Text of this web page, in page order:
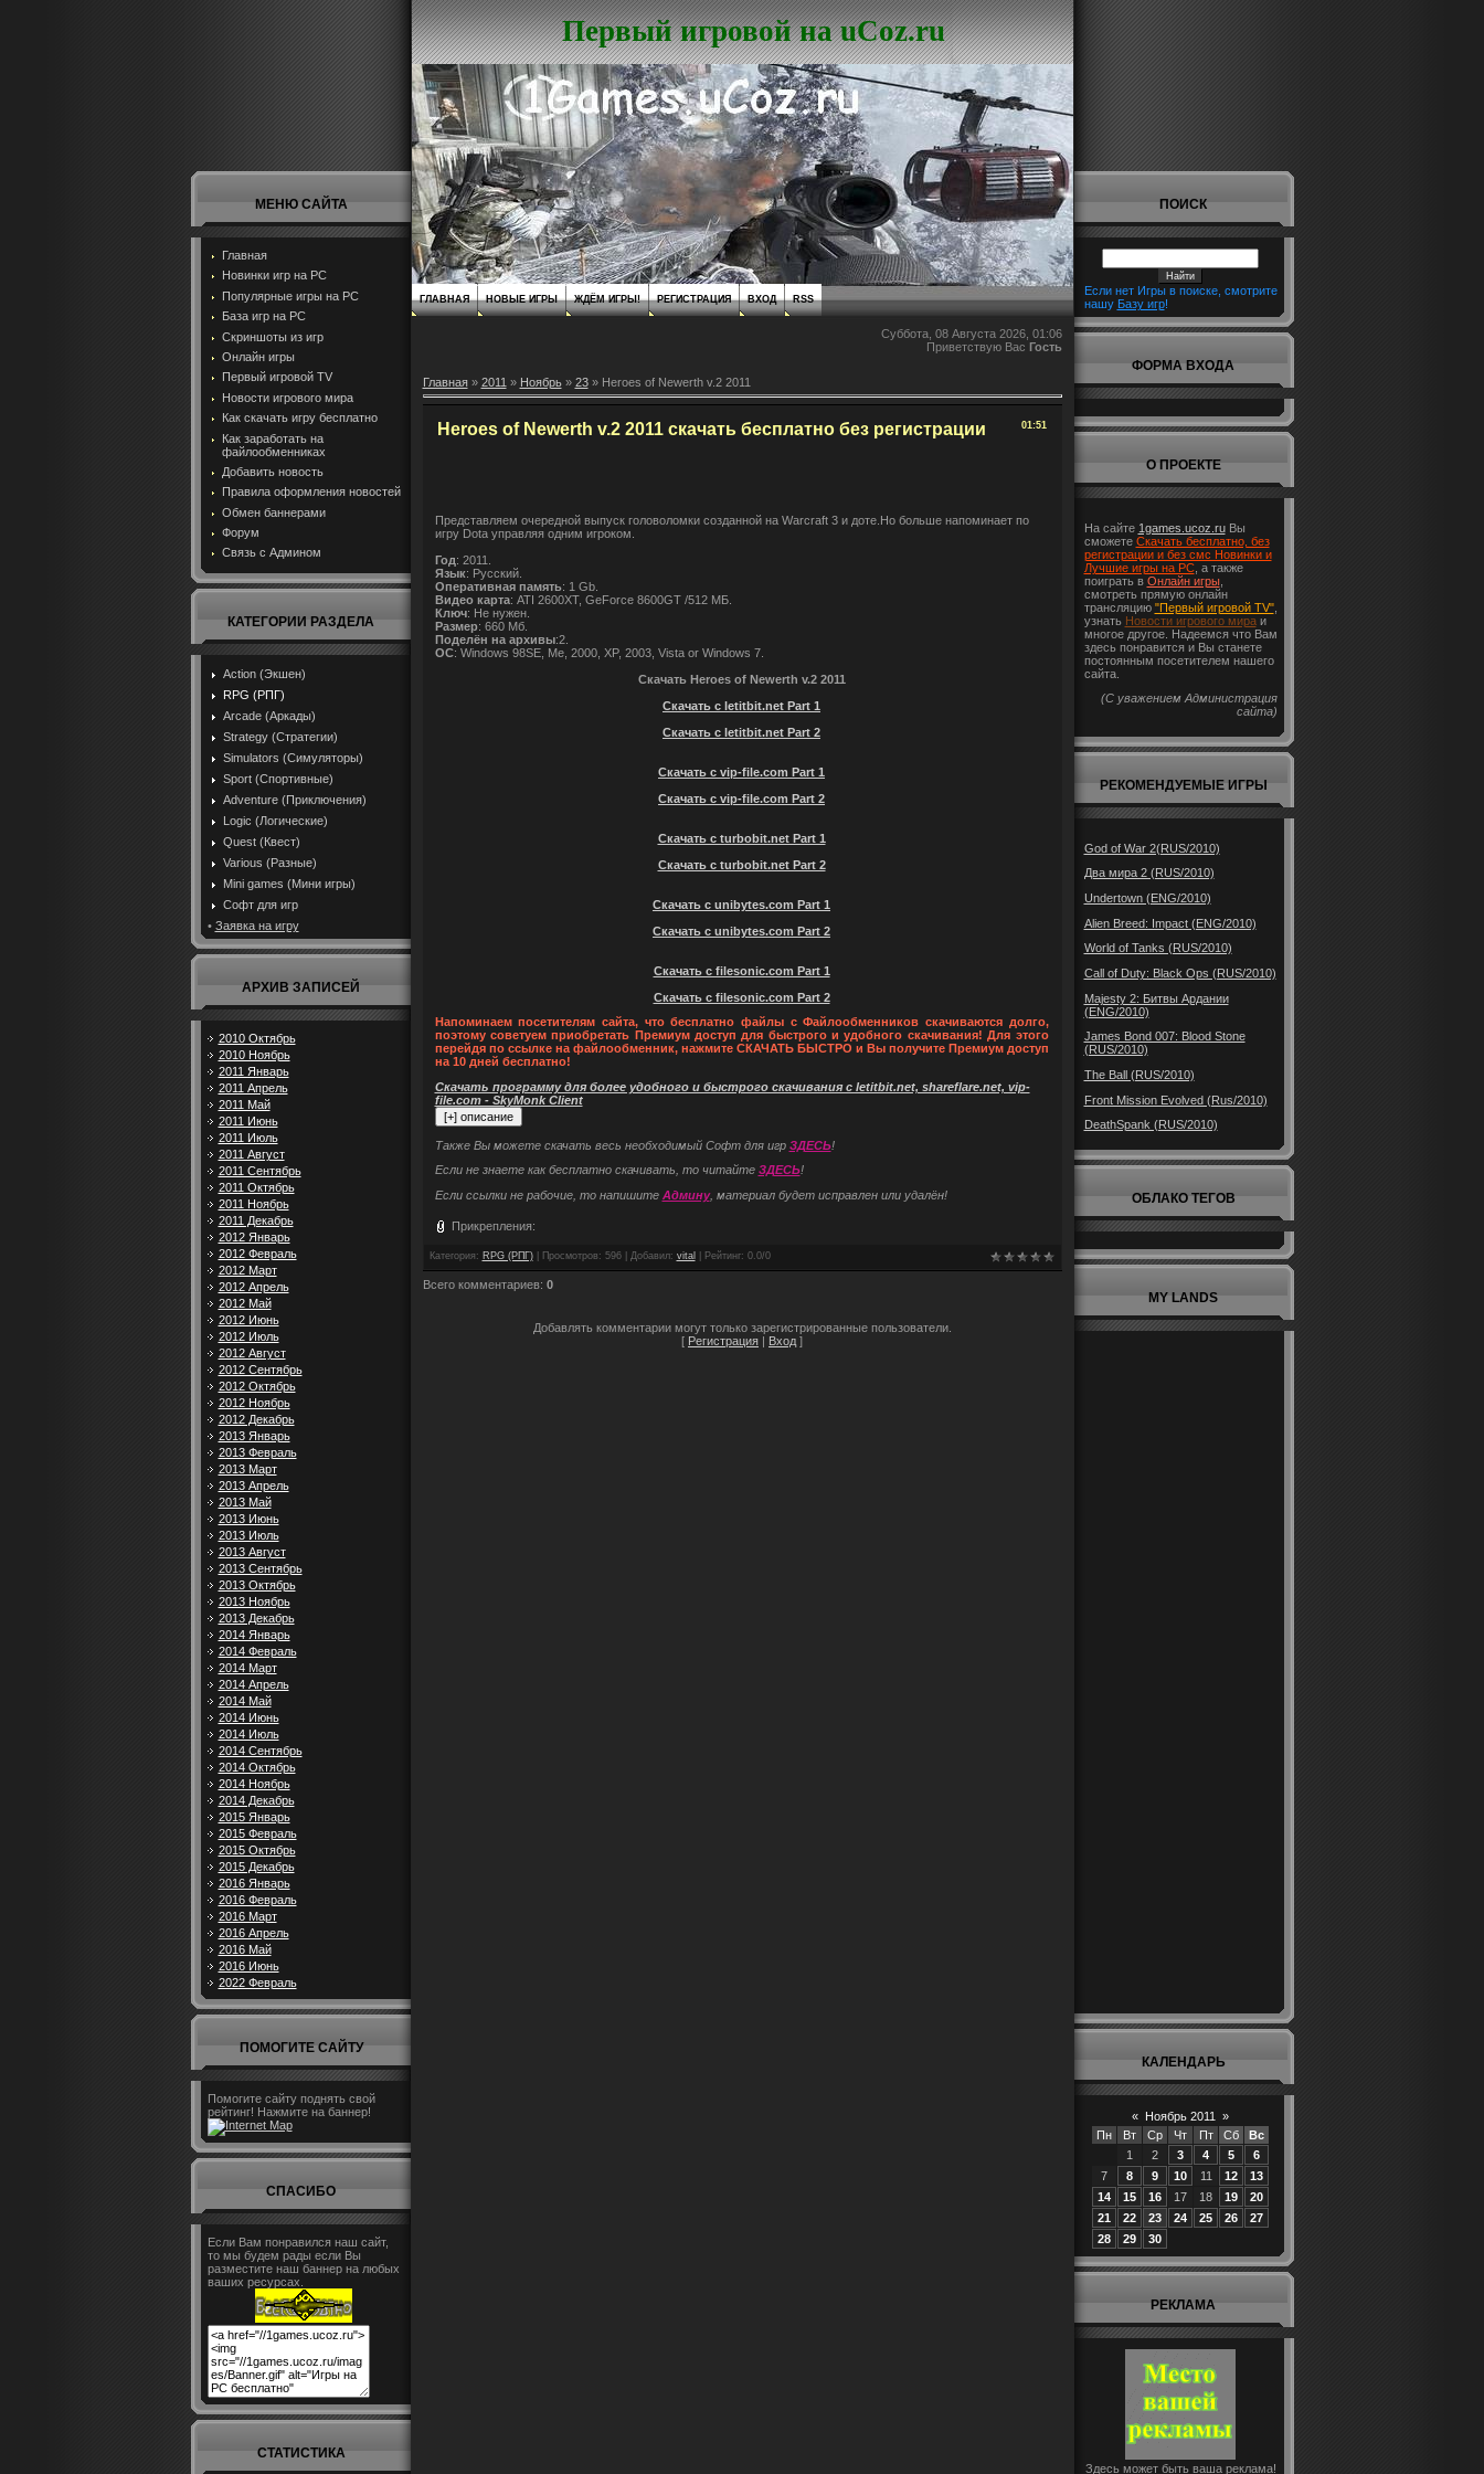
МЕНЮ САЙТА
Главная
Новинки игр на PC
Популярные игры на PC
База игр на РС
Скриншоты из игр
Онлайн игры
Первый игровой TV
Новости игрового мира
Как скачать игру бесплатно
Как заработать на
файлообменниках
Добавить новость
Правила оформления новостей
Обмен баннерами
Форум
Связь с Админом
КАТЕГОРИИ РАЗДЕЛА
Action (Экшен)
RPG (РПГ)
Arcade (Аркады)
Strategy (Стратегии)
Simulators (Симуляторы)
Sport (Спортивные)
Adventure (Приключения)
Logic (Логические)
Quest (Квест)
Various (Разные)
Mini games (Мини игры)
Софт для игр
• Заявка на игру
АРХИВ ЗАПИСЕЙ
2010 Октябрь
2010 Ноябрь
2011 Январь
2011 Апрель
2011 Май
2011 Июнь
2011 Июль
2011 Август
2011 Сентябрь
2011 Октябрь
2011 Ноябрь
2011 Декабрь
2012 Январь
2012 Февраль
2012 Март
2012 Апрель
2012 Май
2012 Июнь
2012 Июль
2012 Август
2012 Сентябрь
2012 Октябрь
2012 Ноябрь
2012 Декабрь
2013 Январь
2013 Февраль
2013 Март
2013 Апрель
2013 Май
2013 Июнь
2013 Июль
2013 Август
2013 Сентябрь
2013 Октябрь
2013 Ноябрь
2013 Декабрь
2014 Январь
2014 Февраль
2014 Март
2014 Апрель
2014 Май
2014 Июнь
2014 Июль
2014 Сентябрь
2014 Октябрь
2014 Ноябрь
2014 Декабрь
2015 Январь
2015 Февраль
2015 Октябрь
2015 Декабрь
2016 Январь
2016 Февраль
2016 Март
2016 Апрель
2016 Май
2016 Июнь
2022 Февраль
ПОМОГИТЕ САЙТУ
Помогите сайту поднять свой
рейтинг! Нажмите на баннер!
СПАСИБО
Если Вам понравился наш сайт,
то мы будем рады если Вы
разместите наш баннер на любых
ваших ресурсах.
СТАТИСТИКА
Первый игровой на uCoz.ru
ГЛАВНАЯ НОВЫЕ ИГРЫ ЖДЁМ ИГРЫ! РЕГИСТРАЦИЯ ВХОД RSS
Суббота, 08 Августа 2026, 01:06
Приветствую Вас Гость
Главная» 2011 » Ноябрь » 23» Heroes of Newerth v.2 2011
01:51
Heroes of Newerth v.2 2011 скачать бесплатно без регистрации
Представляем очередной выпуск головоломки созданной на Warcraft 3 и доте.Но больше напоминает по
игру Dotа управляя одним игроком.
Год: 2011.
Язык: Русский.
Оперативная память: 1 Gb.
Видео карта: ATI 2600XT, GeForce 8600GT /512 МБ.
Ключ: Не нужен.
Размер: 660 Мб.
Поделён на архивы:2.
ОС: Windows 98SE, Me, 2000, XP, 2003, Vista or Windows 7.
Скачать Heroes of Newerth v.2 2011
Скачать с letitbit.net Part 1
Скачать с letitbit.net Part 2
Скачать с vip-file.com Part 1
Скачать с vip-file.com Part 2
Скачать с turbobit.net Part 1
Скачать с turbobit.net Part 2
Скачать с unibytes.com Part 1
Скачать с unibytes.com Part 2
Скачать с filesonic.com Part 1
Скачать с filesonic.com Part 2
Напоминаем посетителям сайта, что бесплатно файлы с Файлообменников скачиваются долго,
поэтому советуем приобретать Премиум доступ для быстрого и удобного скачивания! Для этого
перейдя по ссылке на файлообменник, нажмите СКАЧАТЬ БЫСТРО и Вы получите Премиум доступ
на 10 дней бесплатно!
Скачать программу для более удобного и быстрого скачивания с letitbit.net, shareflare.net, vip-
file.com - SkyMonk Client
Также Вы можете скачать весь необходимый Софт для игр ЗДЕСЬ!
Если не знаете как бесплатно скачивать, то читайте ЗДЕСЬ!
Если ссылки не рабочие, то напишите Админу, материал будет исправлен или удалён!
Прикрепления:
Категория : RPG (РПГ)| Просмотров: 596 | Добавил: vital Рейтинг: 0.0/0
Всего комментариев: 0
Добавлять комментарии могут только зарегистрированные пользователи.
[ Регистрация | Вход ]
ПОИСК
Если нет Игры в поиске, смотрите
нашу Базу игр!
ФОРМА ВХОДА
О ПРОЕКТЕ
На сайте 1games.ucoz.ruВы
сможете Скачать бесплатно, без
регистрации и без смс Новинки и
Лучшие игры на PC, а также
поиграть в Онлайн игры,
смотреть прямую онлайн
трансляцию "Первый игровой TV",
узнать Новости игрового мираи
многое другое. Надеемся что Вам
здесь понравится и Вы станете
постоянным посетителем нашего
сайта.
(С уважением Администрация
сайта)
РЕКОМЕНДУЕМЫЕ ИГРЫ
God of War 2(RUS/2010)
Два мира 2 (RUS/2010)
Undertown (ENG/2010)
Alien Breed: Impact (ENG/2010)
World of Tanks (RUS/2010)
Call of Duty: Black Ops (RUS/2010)
Majesty 2: Битвы Ардании
(ENG/2010)
James Bond 007: Blood Stone
(RUS/2010)
The Ball (RUS/2010)
Front Mission Evolved (Rus/2010)
DeathSpank (RUS/2010)
ОБЛАКО ТЕГОВ
MY LANDS
КАЛЕНДАРЬ
« Ноябрь 2011
»
Пн
Вт Ср Чт Пт Сб
Вс
1
2 3 4 5
6
7
8 9 10 11 12
13
14
15 16 17 18 19
20
21
22 23 24 25 26
27
28
29 30
РЕКЛАМА
Здесь может быть ваша реклама!